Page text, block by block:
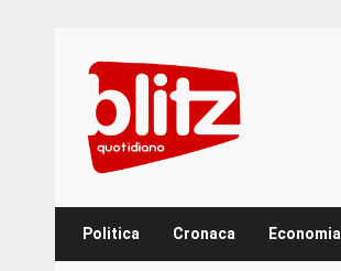
content
Politica Cronaca Economia